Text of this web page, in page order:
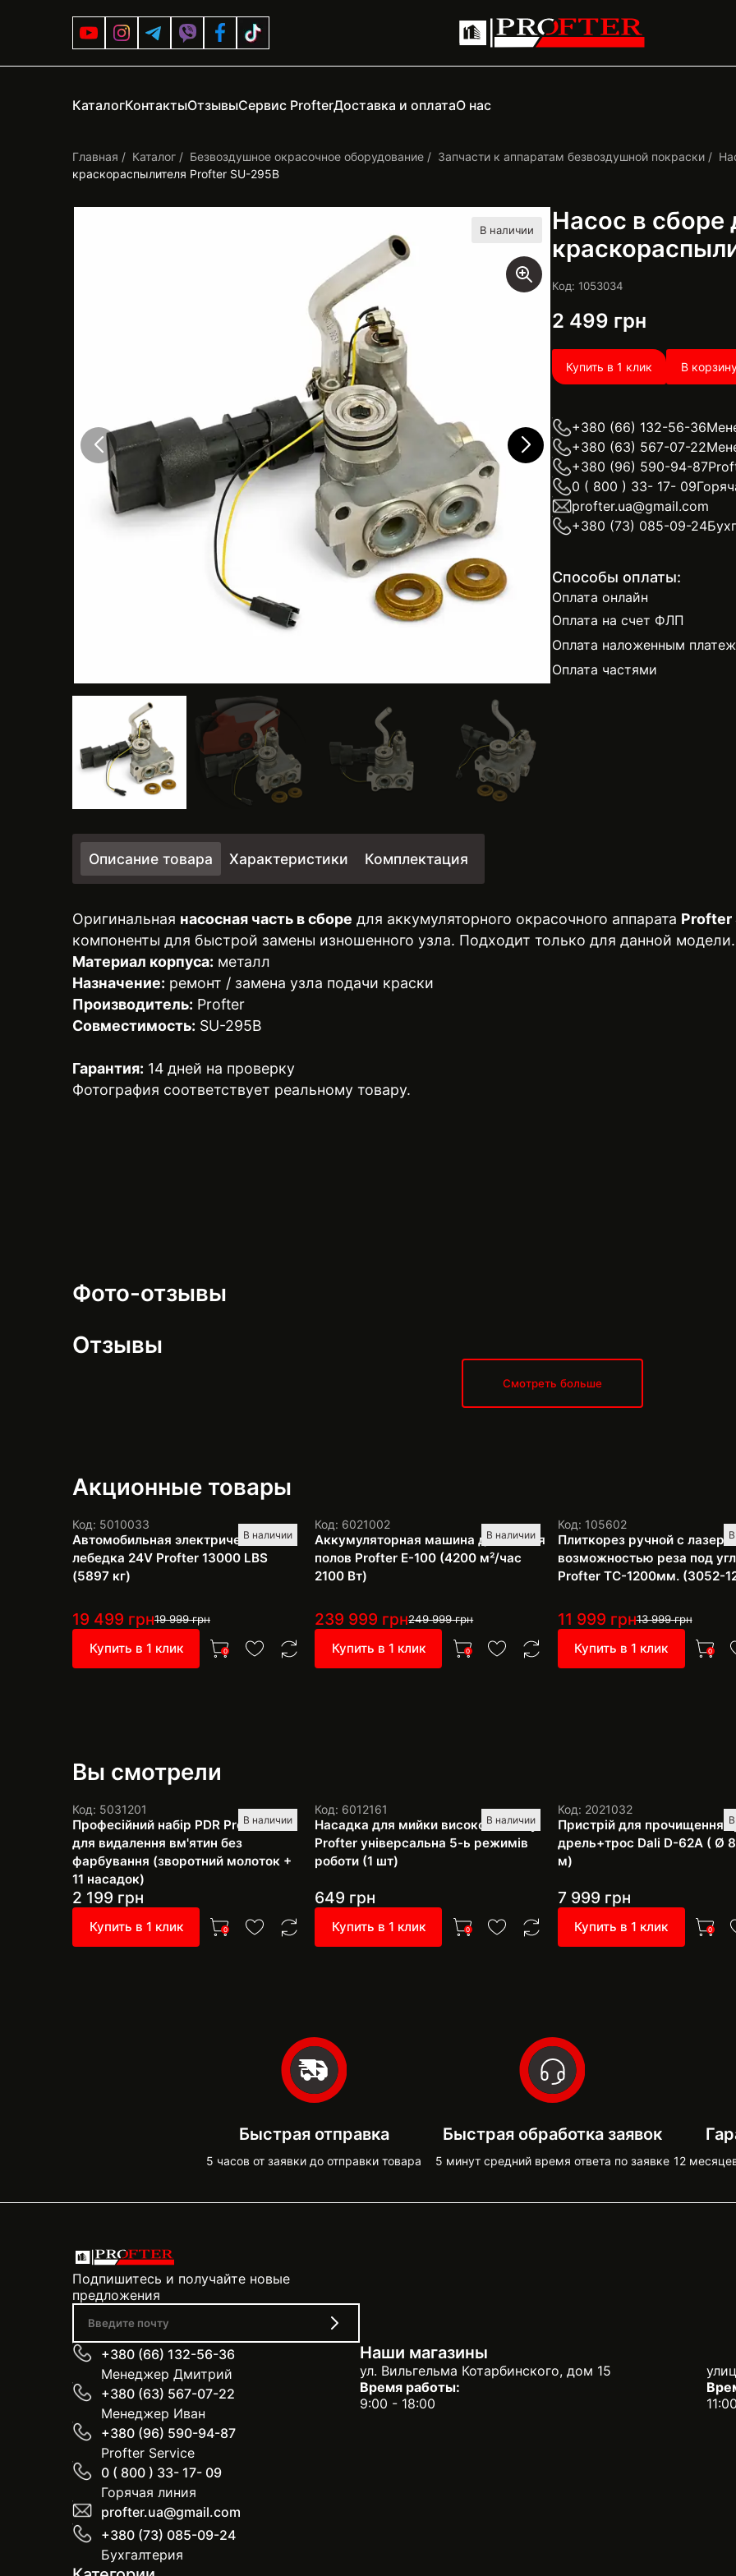
КаталогКонтактыОтзывыСервис ProfterДоставка и оплатаО нас
Главная Каталог Безвоздушное окрасочное оборудование Запчасти к аппаратам безвоздушной покраски
краскораспылителя Profter SU-295B
В наличии
Насос в сборе
Код: 1053034
2 499 грн
Купить в 1 клик В
+380 (66) 132-56-36
+380 (63) 567-07-22
+380 (96) 590-94-87
0 ( 800 ) 33- 17- 09
profter.ua@gmail.com
+380 (73) 085-09-24
Способы оплаты:
Оплата онлайн
Оплата на счет ФЛП
Оплата наложенным
Оплата частями
Описание товара Характеристики Комплектация
Оригинальная насосная часть в сборе для аккумуляторного окрасочного аппарата Profter
компоненты для быстрой замены изношенного узла. Подходит только для данной модели.
Материал корпуса: металл
Назначение: ремонт / замена узла подачи краски
Производитель: Profter
Совместимость: SU-295B
Гарантия: 14 дней на проверку
Фотография соответствует реальному товару.
Фото-отзывы
Отзывы
Смотреть больше
Акционные товары
В наличии
Код: 5010033
Автомобильная электрическая
лебедка 24V Profter 13000 LBS
(5897 кг)
19 499 грн19 999грн
Купить в 1 клик 0
В наличии
Код: 6021002
Аккумуляторная машина для мытья
полов Profter E-100 (4200 м²/час
2100 Вт)
239 999 грн249 999грн
Купить в 1 клик 0
Код: 105602
Плиткорез ручной с
возможностью реза под
Profter TC-1200мм. (3052-
11 999 грн13 999грн
Купить в 1 клик 0
Вы смотрели
В наличии
Код: 5031201
Професійний набір PDR Pro SH-4
для видалення вм'ятин без
фарбування (зворотний молоток +
11 насадок)
2 199 грн
Купить в 1 клик 0
В наличии
Код: 6012161
Насадка для мийки високого тиску
Profter універсальна 5-ь режимів
роботи (1 шт)
649 грн
Купить в 1 клик 0
Код: 2021032
Пристрій для прочищення
дрель+трос Dali D-62A ( Ø
м)
7 999 грн
Купить в 1 клик 0
Быстрая отправка
5 часов от заявки до отправки товара
Быстрая обработка заявок
5 минут средний время ответа по заявке 12
Подпишитесь и получайте новые
предложения
+380 (66) 132-56-36
Менеджер Дмитрий
+380 (63) 567-07-22
Менеджер Иван
+380 (96) 590-94-87
Profter Service
0 ( 800 ) 33- 17- 09
Горячая линия
profter.ua@gmail.com
+380 (73) 085-09-24
Бухгалтерия
Наши магазины
ул. Вильгельма Котарбинского, дом 15
Время работы:
9:00 - 18:00